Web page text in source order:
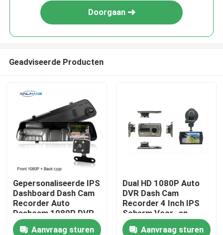
Thuis
Doorgaan
Geadviseerde Producten
Gepersonaliseerde IPS
Dashboard Dash Cam
Recorder Auto
Dashcam 1080P DVR
Aanvraag sturen
Dual HD 1080P Auto
DVR Dash Cam
Recorder 4 Inch IPS
Scherm Voor- en
Achtercamera
Aanvraag sturen